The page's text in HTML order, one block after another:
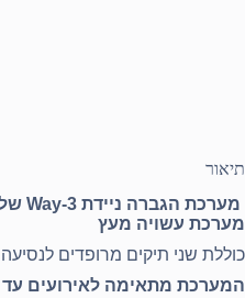
תיאור
מערכת הגברה ניידת 3-Way של Soundking.
מערכת עשויה מעץ
כוללת שני תיקים מרופדים לנסיעה
המערכת מתאימה לאירועים עד 300 איש